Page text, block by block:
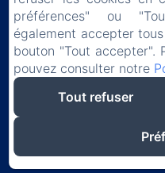
Petit-
préférences" ou
également accepter
bouton "Tout accepter".
pouvez consulter notre
Tout refuser